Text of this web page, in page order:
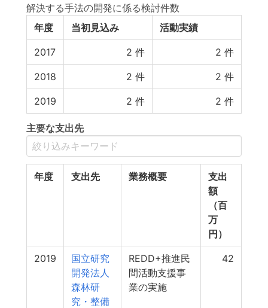
解決する手法の開発に係る検討件数
年度
当初見込み 活動実績
2017 2 件 2 件
2018 2 件 2 件
2019 2 件 2 件
主要な支出先
年度 支出先 業務概要
支出
額
（百
万
円）
2019
国立研究
開発法人
森林研
究・整備
REDD+推進民
間活動支援事
業の実施
42